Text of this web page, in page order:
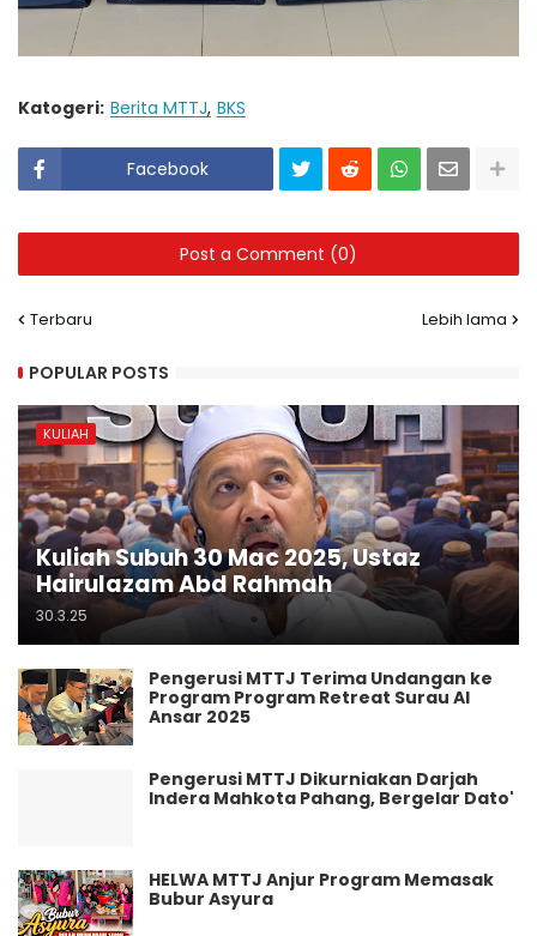
Katogeri: Berita MTTJ BKS
Facebook
Post a Comment (0)
Terbaru Lebih lama
POPULAR POSTS
KULIAH
Kuliah Subuh 30 Mac 2025, Ustaz
Hairulazam Abd Rahmah
30.3.25
Pengerusi MTTJ Terima Undangan ke
Program Program Retreat Surau Al
Ansar 2025
Pengerusi MTTJ Dikurniakan Darjah
Indera Mahkota Pahang, Bergelar Dato'
HELWA MTTJ Anjur Program Memasak
Bubur Asyura